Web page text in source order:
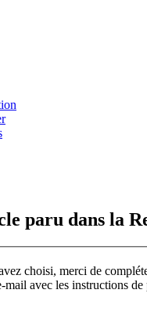
paru dans la
choisi, merci de
mail avec les instructions